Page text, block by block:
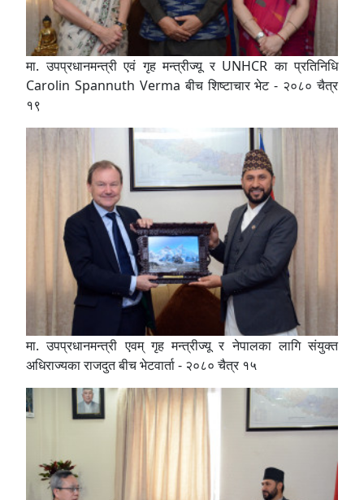
मा. उपप्रधानमन्त्री एवं गृह मन्त्रीज्यू र UNHCR का प्रतिनिधि
Carolin Spannuth Verma बीच शिष्टाचार भेट - २०८० चैत्र
१९
मा. उपप्रधानमन्त्री एवम् गृह मन्त्रीज्यू र नेपालका लागि संयुक्त
अधिराज्यका राजदुत बीच भेटवार्ता - २०८० चैत्र १५